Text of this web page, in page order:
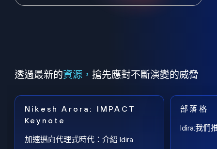
透過最新的資源， 搶先應對不斷演變的威脅
Nikesh Arora: IMPACT
Keynote
加速邁向代理式時代：介紹 Idira
部落格
Idira:我們